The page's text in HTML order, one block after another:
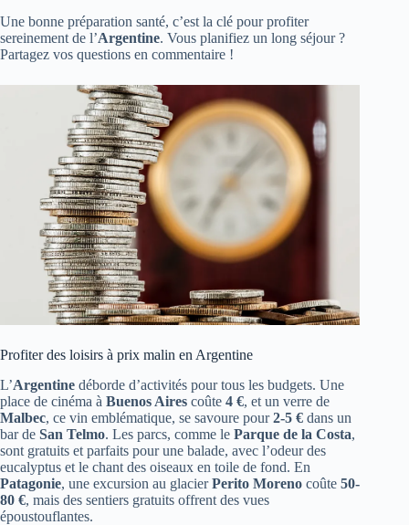
Une bonne préparation santé, c’est la clé pour profiter
sereinement de l’Argentine. Vous planifiez un long séjour ?
Partagez vos questions en commentaire !
Profiter des loisirs à prix malin en Argentine
L’Argentine déborde d’activités pour tous les budgets. Une
place de cinéma à Buenos Aires coûte 4 €, et un verre de
Malbec, ce vin emblématique, se savoure pour2-5 € dans un
bar de San Telmo. Les parcs, comme le Parque de la Costa,
sont gratuits et parfaits pour une balade, avec l’odeur des
eucalyptus et le chant des oiseaux en toile de fond. En
Patagonie, une excursion au glacierPerito Moreno coûte 50-
80 €, mais des sentiers gratuits offrent des vues
époustouflantes.